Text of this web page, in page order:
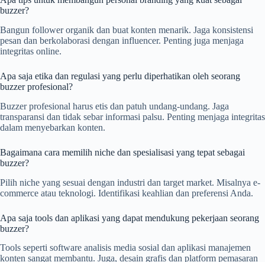
buzzer?
Bangun follower organik dan buat konten menarik. Jaga konsistensi
pesan dan berkolaborasi dengan influencer. Penting juga menjaga
integritas online.
Apa saja etika dan regulasi yang perlu diperhatikan oleh seorang
buzzer profesional?
Buzzer profesional harus etis dan patuh undang-undang. Jaga
transparansi dan tidak sebar informasi palsu. Penting menjaga integritas
dalam menyebarkan konten.
Bagaimana cara memilih niche dan spesialisasi yang tepat sebagai
buzzer?
Pilih niche yang sesuai dengan industri dan target market. Misalnya e-
commerce atau teknologi. Identifikasi keahlian dan preferensi Anda.
Apa saja tools dan aplikasi yang dapat mendukung pekerjaan seorang
buzzer?
Tools seperti software analisis media sosial dan aplikasi manajemen
konten sangat membantu. Juga, desain grafis dan platform pemasaran